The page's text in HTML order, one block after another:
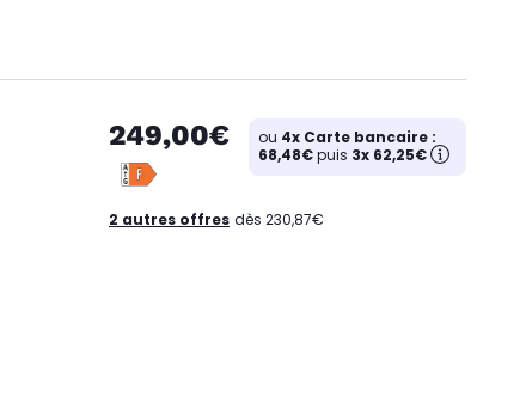
249,00€ ou 4x Carte bancaire :
68,48€puis 3x 62,25€
2 autres offres dès 230,87€